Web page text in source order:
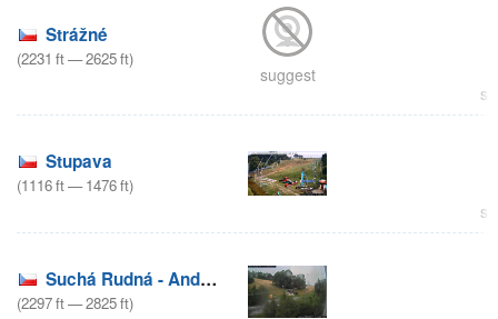
Strážné
(2231 ft—2625ft)
suggest
Stupava
(1116ft—1476ft)
Suchá Rudná - Andělská hora (Annaberg)
(2297ft—2825ft)